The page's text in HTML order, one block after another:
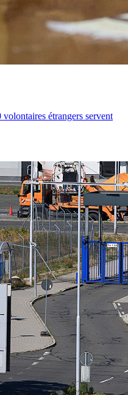
étrangers servent